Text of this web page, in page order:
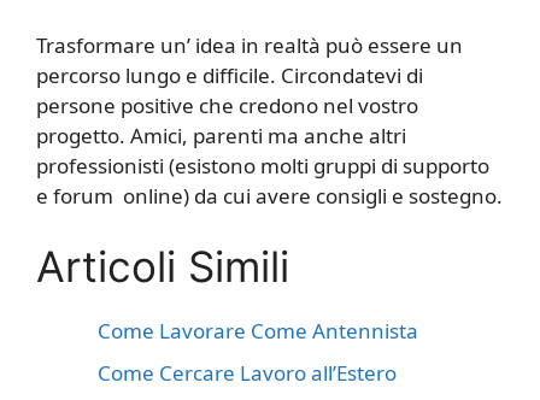
Trasformare un’ idea in realtà può essere un
percorso lungo e difficile. Circondatevi di
persone positive che credono nel vostro
progetto. Amici, parenti ma anche altri
professionisti (esistono molti gruppi di supporto
e forum online) da cui avere consigli e sostegno.
Articoli Simili
Come Lavorare Come Antennista
Come Cercare Lavoro all’Estero